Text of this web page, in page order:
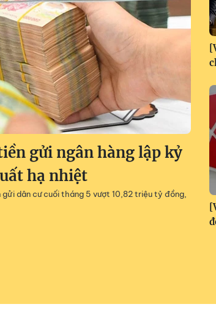
gửi ngân hàng lập kỷ
hạ nhiệt
dân cư cuối tháng 5 vượt 10,82 triệu tỷ đồng,